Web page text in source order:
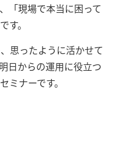
「現場で本当に困って
す。
思ったように活かせて
日からの運用に役立つ
ミナーです。